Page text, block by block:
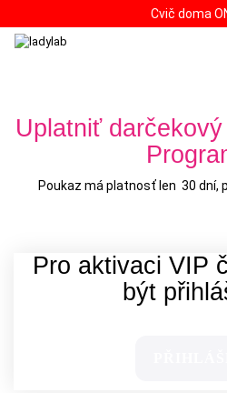
Cvič doma
Uplatniť
Poukaz má platnosť len 30 dní,
Pro aktivaci VIP
být